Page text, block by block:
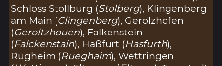
Schloss Stollburg (Stolberg), Klingenberg
am Main (Clingenberg), Gerolzhofen
(Geroltzhouen), Falkenstein
(Falckenstain), Haßfurt (Hasfurth),
Rügheim (Rueghaim), Wettringen